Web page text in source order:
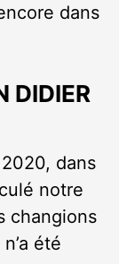
dans
DIDIER
dans
notre
changions
été